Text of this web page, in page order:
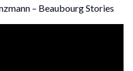
– Beaubourg Stories